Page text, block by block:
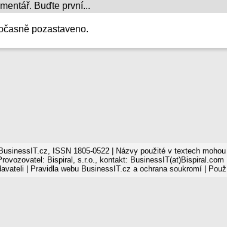
Buďte první...
pozastaveno.
ISSN 1805-0522 | Názvy použité v textech
Bispiral, s.r.o., kontakt: BusinessIT(at)Bispiral.com |
Pravidla webu BusinessIT.cz a ochrana soukromí |